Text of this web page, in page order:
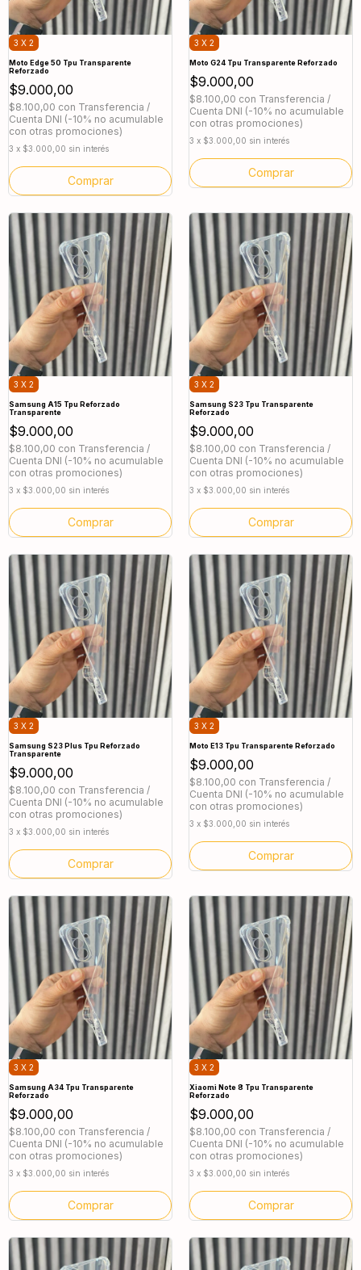
3 X 2
Moto Edge 50 Tpu Transparente
Reforzado
$9.000,00
$8.100,00 con Transferencia /
Cuenta DNI (-10% no acumulable
con otras promociones)
3 x $3.000,00 sin interés
3 X 2
Moto G24 Tpu Transparente Reforzado
$9.000,00
$8.100,00 con Transferencia /
Cuenta DNI (-10% no acumulable
con otras promociones)
3 x $3.000,00 sin interés
3 X 2
Samsung A15 Tpu Reforzado
Transparente
$9.000,00
$8.100,00 con Transferencia /
Cuenta DNI (-10% no acumulable
con otras promociones)
3 x $3.000,00 sin interés
3 X 2
Samsung S23 Tpu Transparente
Reforzado
$9.000,00
$8.100,00 con Transferencia /
Cuenta DNI (-10% no acumulable
con otras promociones)
3 x $3.000,00 sin interés
3 X 2
Samsung S23 Plus Tpu Reforzado
Transparente
$9.000,00
$8.100,00 con Transferencia /
Cuenta DNI (-10% no acumulable
con otras promociones)
3 x $3.000,00 sin interés
3 X 2
Moto E13 Tpu Transparente Reforzado
$9.000,00
$8.100,00 con Transferencia /
Cuenta DNI (-10% no acumulable
con otras promociones)
3 x $3.000,00 sin interés
3 X 2
Samsung A34 Tpu Transparente
Reforzado
$9.000,00
$8.100,00 con Transferencia /
Cuenta DNI (-10% no acumulable
con otras promociones)
3 x $3.000,00 sin interés
3 X 2
Xiaomi Note 8 Tpu Transparente
Reforzado
$9.000,00
$8.100,00 con Transferencia /
Cuenta DNI (-10% no acumulable
con otras promociones)
3 x $3.000,00 sin interés